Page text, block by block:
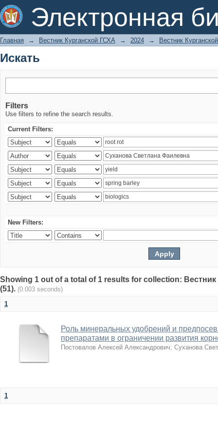
Электронная
Искать
Главная → Вестник Курганской ГСХА → 2024 → Вестник
Искать
Filters
Use filters to refine the search results.
Current Filters:
New Filters:
Showing 1 out of a total of 1 results for collection:
(51). (0.003 seconds)
1
Роль минеральных удобрений и
препаратами в ограничении развития
Постовалов Алексей Александрович; Суханова
1